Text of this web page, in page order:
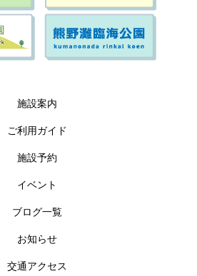
施設案内
ご利用ガイド
施設予約
イベント
ブログ一覧
お知らせ
交通アクセス